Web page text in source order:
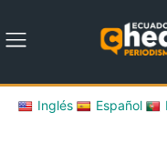
Inglés Español